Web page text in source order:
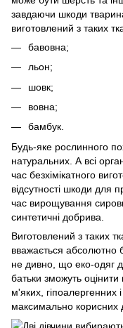
завдаючи шкоди
виготовлений з таких
бавовна;
льон;
шовк;
вовна;
бамбук.
Будь-яке рослинного
натуральних. А всі
час безхімікатного
відсутності шкоди
час вирощування
синтетичні добрива.
Виготовлений з таких
вважається
не дивно, що еко-одяг
батьки зможуть
м'яких, гіпоалергенних
максимально корисних